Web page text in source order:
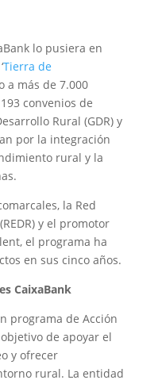
lo pusiera en
Tierra de
a más de 7.000
convenios de
Rural (GDR) y
por la integración
rural y la
la Red
y el promotor
el programa ha
en sus cinco años.
CaixaBank
programa de Acción
de apoyar el
y ofrecer
rural. La entidad